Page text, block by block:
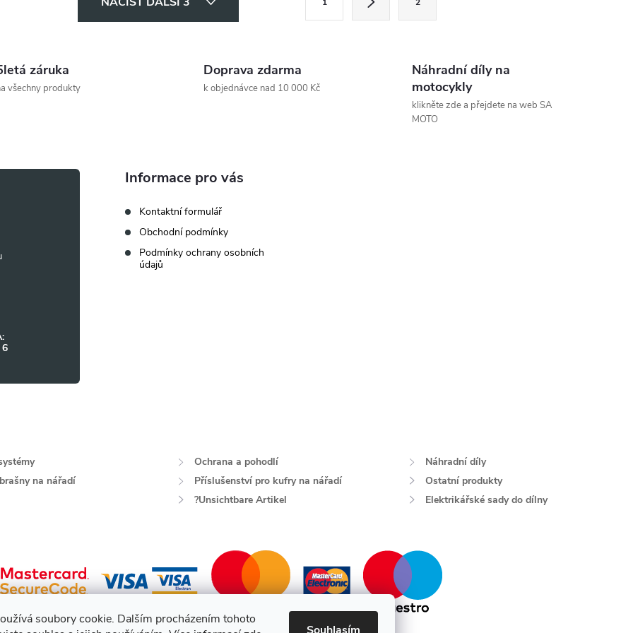
soubory cookie. Dalším procházením tohoto
n
záruka
všechny produkty
Doprava zdarma
k objednávce nad 10 000 Kč
Náhradní díly na
motocykly
klikněte zde a přejdete na web SA
MOTO
6
Informace pro vás
Kontaktní formulář
Obchodní podmínky
Podmínky ochrany osobních
údajů
Ochrana a pohodlí
Náhradní díly
na nářadí Příslušenství pro kufry na nářadí
Ostatní produkty
?Unsichtbare Artikel
Elektrikářské sady do dílny